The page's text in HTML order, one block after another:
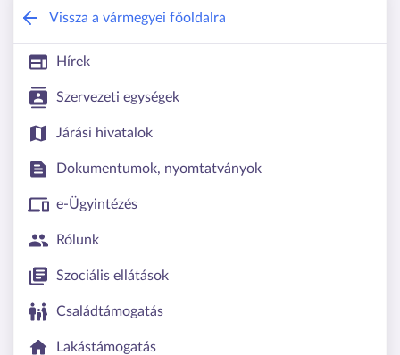
Békés Vármegyei Kormányhivatal
Vissza a vármegyei főoldalra
Hírek
Szervezeti egységek
Járási hivatalok
Dokumentumok, nyomtatványok
e-Ügyintézés
Rólunk
Szociális ellátások
Családtámogatás
Lakástámogatás